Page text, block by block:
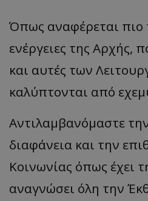
Όπως αναφέρεται πιο
ενέργειες της Αρχής,
και αυτές των
καλύπτονται από
Αντιλαμβανόμαστε
διαφάνεια και την
Κοινωνίας όπως έχει
αναγνώσει όλη την